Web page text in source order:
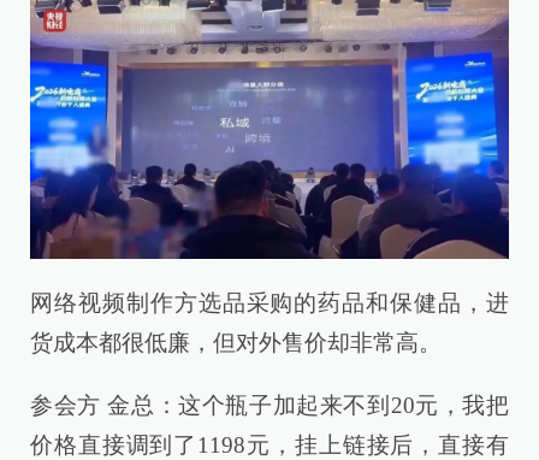
网络视频制作方选品采购的药品和保健品，进
货成本都很低廉，但对外售价却非常高。
参会方 金总：这个瓶子加起来不到20元，我把
价格直接调到了1198元，挂上链接后，直接有